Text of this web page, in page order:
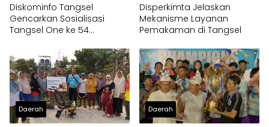
Diskominfo Tangsel
Gencarkan Sosialisasi
Tangsel One ke 54
Disperkimta Jelaskan
Mekanisme Layanan
Pemakaman di Tangsel
Daerah Daerah